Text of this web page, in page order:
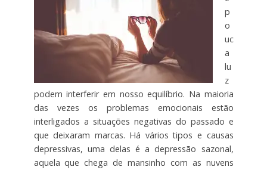
p
o
uc
a
lu
z
podem interferir em nosso equilíbrio. Na maioria
das vezes os problemas emocionais estão
interligados a situações negativas do passado e
que deixaram marcas. Há vários tipos e causas
depressivas, uma delas é a depressão sazonal,
aquela que chega de mansinho com as nuvens